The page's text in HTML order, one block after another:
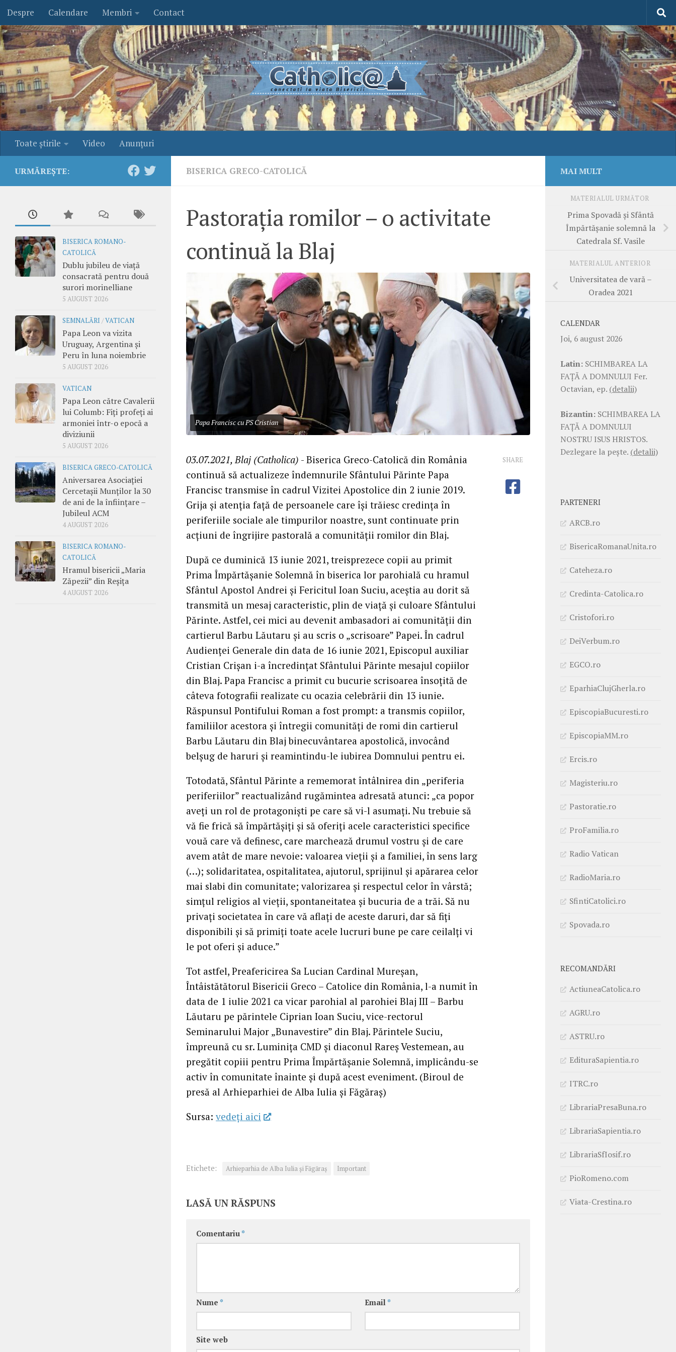
Skip to content
Despre Calendare Membri Contact
Toate ştirile Video Anunţuri
BISERICA GRECO-CATOLICĂ
Pastorația romilor – o activitate
continuă la Blaj
Papa Francisc cu PS Cristian
03.07.2021, Blaj (Catholica) - Biserica Greco-Catolică din România
continuă să actualizeze îndemnurile Sfântului Părinte Papa
Francisc transmise în cadrul Vizitei Apostolice din 2 iunie 2019.
Grija și atenția față de persoanele care își trăiesc credința în
periferiile sociale ale timpurilor noastre, sunt continuate prin
acțiuni de îngrijire pastorală a comunității romilor din Blaj.
După ce duminică 13 iunie 2021, treisprezece copii au primit
Prima Împărtășanie Solemnă în biserica lor parohială cu hramul
Sfântul Apostol Andrei și Fericitul Ioan Suciu, aceștia au dorit să
transmită un mesaj caracteristic, plin de viață și culoare Sfântului
Părinte. Astfel, cei mici au devenit ambasadori ai comunității din
cartierul Barbu Lăutaru și au scris o „scrisoare” Papei. În cadrul
Audienței Generale din data de 16 iunie 2021, Episcopul auxiliar
Cristian Crișan i-a încredințat Sfântului Părinte mesajul copiilor
din Blaj. Papa Francisc a primit cu bucurie scrisoarea însoțită de
câteva fotografii realizate cu ocazia celebrării din 13 iunie.
Răspunsul Pontifului Roman a fost prompt: a transmis copiilor,
familiilor acestora și întregii comunități de romi din cartierul
Barbu Lăutaru din Blaj binecuvântarea apostolică, invocând
belșug de haruri și reamintindu-le iubirea Domnului pentru ei.
Totodată, Sfântul Părinte a rememorat întâlnirea din „periferia
periferiilor” reactualizând rugămintea adresată atunci: „ca popor
aveți un rol de protagoniști pe care să vi-l asumați. Nu trebuie să
vă fie frică să împărtășiți și să oferiți acele caracteristici specifice
vouă care vă definesc, care marchează drumul vostru și de care
avem atât de mare nevoie: valoarea vieții și a familiei, în sens larg
(…); solidaritatea, ospitalitatea, ajutorul, sprijinul și apărarea celor
mai slabi din comunitate; valorizarea și respectul celor în vârstă;
simțul religios al vieții, spontaneitatea și bucuria de a trăi. Să nu
privați societatea în care vă aflați de aceste daruri, dar să fiți
disponibili și să primiți toate acele lucruri bune pe care ceilalți vi
le pot oferi și aduce.”
Tot astfel, Preafericirea Sa Lucian Cardinal Mureșan,
Întâistătătorul Bisericii Greco – Catolice din România, l-a numit în
data de 1 iulie 2021 ca vicar parohial al parohiei Blaj III – Barbu
Lăutaru pe părintele Ciprian Ioan Suciu, vice-rectorul
Seminarului Major „Bunavestire” din Blaj. Părintele Suciu,
împreună cu sr. Luminița CMD și diaconul Rareș Vestemean, au
pregătit copiii pentru Prima Împărtășanie Solemnă, implicându-se
activ în comunitate înainte și după acest eveniment. (Biroul de
presă al Arhieparhiei de Alba Iulia și Făgăraș)
Sursa: vedeţi aici
SHARE
Etichete: Arhieparhia de Alba Iulia și Făgăraș Important
LASĂ UN RĂSPUNS
Comentariu *
Nume * Email *
Site web
URMĂREȘTE:
BISERICA ROMANO-
CATOLICĂ
Dublu jubileu de viață
consacrată pentru două
surori morinelliane
5 AUGUST 2026
SEMNALĂRI /VATICAN
Papa Leon va vizita
Uruguay, Argentina și
Peru în luna noiembrie
5 AUGUST 2026
VATICAN
Papa Leon către Cavalerii
lui Columb: Fiți profeți ai
armoniei într-o epocă a
diviziunii
5 AUGUST 2026
BISERICA GRECO-CATOLICĂ
Aniversarea Asociației
Cercetașii Munților la 30
de ani de la înființare –
Jubileul ACM
4 AUGUST 2026
BISERICA ROMANO-
CATOLICĂ
Hramul bisericii „Maria
Zăpezii” din Reșița
4 AUGUST 2026
MAI MULT
MATERIALUL URMĂTOR
Prima Spovadă și Sfântă
Împărtășanie solemnă la
Catedrala Sf. Vasile
MATERIALUL ANTERIOR
Universitatea de vară –
Oradea 2021
CALENDAR
Joi, 6 august 2026
Latin: SCHIMBAREA LA
FAŢĂ A DOMNULUI Fer.
Octavian, ep. (detalii)
Bizantin: SCHIMBAREA LA
FAŢĂ A DOMNULUI
NOSTRU ISUS HRISTOS.
Dezlegare la pește. (detalii)
PARTENERI
ARCB.ro
BisericaRomanaUnita.ro
Cateheza.ro
Credinta-Catolica.ro
Cristofori.ro
DeiVerbum.ro
EGCO.ro
EparhiaClujGherla.ro
EpiscopiaBucuresti.ro
EpiscopiaMM.ro
Ercis.ro
Magisteriu.ro
Pastoratie.ro
ProFamilia.ro
Radio Vatican
RadioMaria.ro
SfintiCatolici.ro
Spovada.ro
RECOMANDĂRI
ActiuneaCatolica.ro
AGRU.ro
ASTRU.ro
EdituraSapientia.ro
ITRC.ro
LibrariaPresaBuna.ro
LibrariaSapientia.ro
LibrariaSfIosif.ro
PioRomeno.com
Viata-Crestina.ro